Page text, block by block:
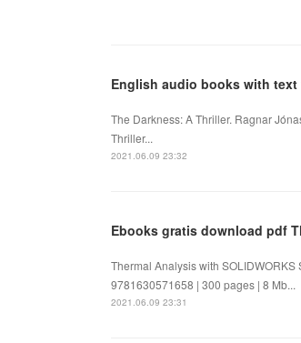
English audio books with
The Darkness: A Thriller. Ragnar
Thriller...
2021.06.09 23:32
Ebooks gratis download pdf
Thermal Analysis with
9781630571658 | 300 pages | 8 Mb...
2021.06.09 23:31